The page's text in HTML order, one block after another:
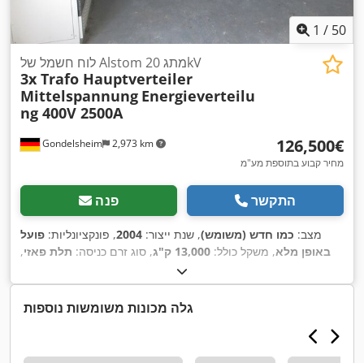
1 / 50
Gondelsheim 2,973 km
לוח חשמל של Alstom מתג 20kV
3x Trafo Hauptverteiler
Mittelspannung Energieverteilu
ng 400V 2500A
‏126,500 ‏€
מחיר קבוע בתוספת מע"מ
פנה התקשר
מצב: כמו חדש (משומש), שנת ייצור: 2004, פונקציונליות: פועל
באופן מלא, משקל כולל: 13,000 ק"ג , סוג זרם כניסה: תלת פאזי,
, זרם כניסה:
גלה מכונות משומשות נוספות